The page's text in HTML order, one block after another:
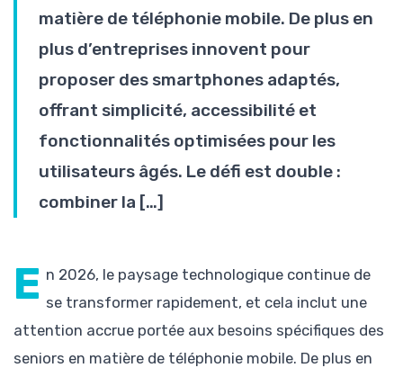
matière de téléphonie mobile. De plus en
plus d’entreprises innovent pour
proposer des smartphones adaptés,
offrant simplicité, accessibilité et
fonctionnalités optimisées pour les
utilisateurs âgés. Le défi est double :
combiner la […]
E n 2026, le paysage technologique continue de
se transformer rapidement, et cela inclut une
attention accrue portée aux besoins spécifiques des
seniors en matière de téléphonie mobile. De plus en